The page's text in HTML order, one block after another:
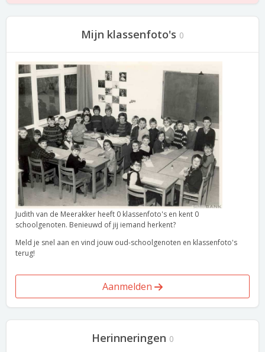
Mijn klassenfoto's 0
Judith van de Meerakker heeft 0 klassenfoto's en kent 0
schoolgenoten. Benieuwd of jij iemand herkent?
Meld je snel aan en vind jouw oud-schoolgenoten en klassenfoto's
terug!
Aanmelden
Herinneringen 0